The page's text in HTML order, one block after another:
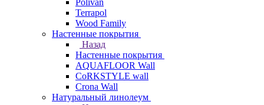
Polivan
Terrapol
Wood Family
Настенные покрытия
Назад
Настенные покрытия
AQUAFLOOR Wall
CoRKSTYLE wall
Crona Wall
Натуральный линолеум